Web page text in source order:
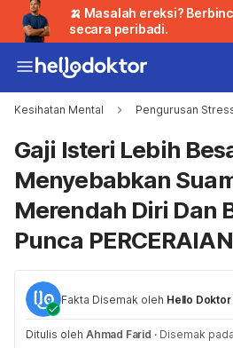
🍌 Masalah ereksi?
secara peribadi.
Kesihatan Mental Pengurusan
Gaji Isteri Lebih
Menyebabkan
Merendah Diri Dan
Punca
Fakta Disemak oleh Hello
Ditulis oleh Ahmad Farid · Disemak